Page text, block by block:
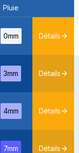
Pluie
0mm Détails
3mm Détails
4mm Détails
7mm Détails